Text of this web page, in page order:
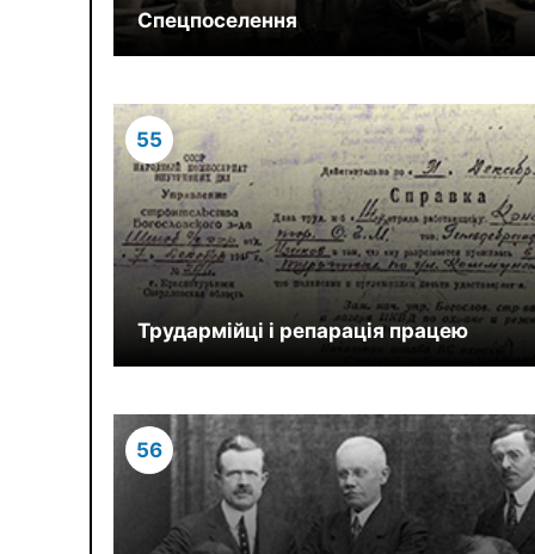
Спецпоселення
55
Трудармійці і репарація працею
56